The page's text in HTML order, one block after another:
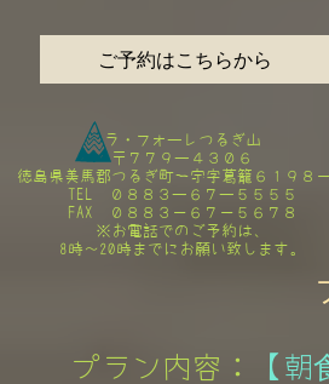
ご予約はこちらから
ラ・フォーレつるぎ山​
〒７７９ー４３０６
徳島県美馬郡つるぎ町一宇字葛籠６１９８
TEL ０８８３ー６７ー５５５５
FAX ０８８３－６７－５６７８
​※お電話でのご予約は、
8時～20時までにお願い致します。
プラン内容： 【